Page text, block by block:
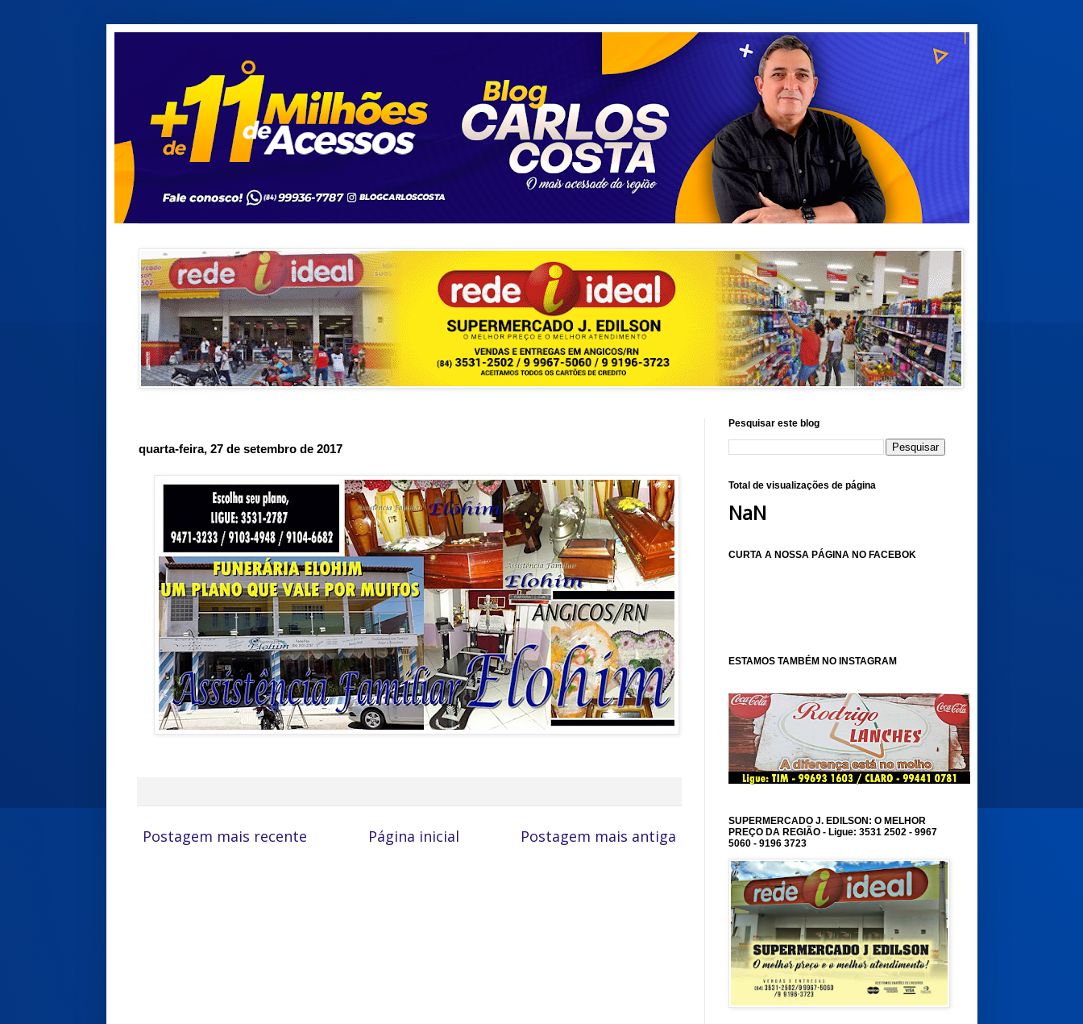
quarta-feira, 27 de setembro de 2017
Postagem mais recente Postagem mais antiga
Página inicial
Pesquisar este blog
Total de visualizações de página
NaN
CURTA A NOSSA PÁGINA NO FACEBOK
ESTAMOS TAMBÉM NO INSTAGRAM
SUPERMERCADO J. EDILSON: O MELHOR
PREÇO DA REGIÃO - Ligue: 3531 2502 - 9967
5060 - 9196 3723